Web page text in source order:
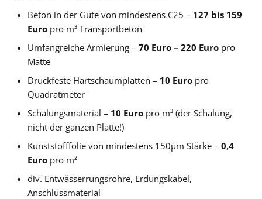
Beton in der Güte von mindestens C25 – 127 bis 159
Euro pro m³ Transportbeton
Umfangreiche Armierung –70 Euro – 220 Euro pro
Matte
Druckfeste Hartschaumplatten – 10 Euro pro
Quadratmeter
Schalungsmaterial – 10 Euro pro m³ (der Schalung,
nicht der ganzen Platte!)
Kunststofffolie von mindestens 150µm Stärke –0,4
Euro pro m²
div. Entwässerrungsrohre, Erdungskabel,
Anschlussmaterial